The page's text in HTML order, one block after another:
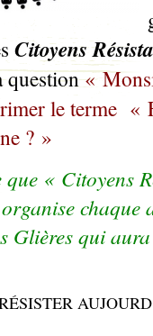
Citoyens
question«
le terme «
? »
« Citoyens
organise chaque
Glières qui